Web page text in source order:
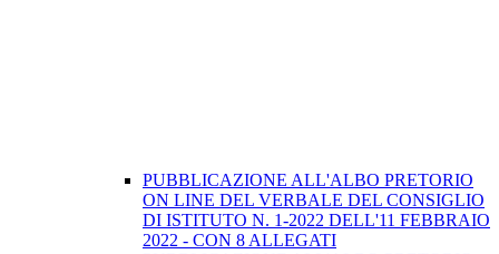
PUBBLICAZIONE ALL'ALBO PRETORIO
ON LINE DEL VERBALE DEL CONSIGLIO
DI ISTITUTO N. 1-2022 DELL'11 FEBBRAIO
2022 - CON 8 ALLEGATI